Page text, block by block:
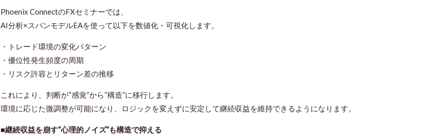
Phoenix ConnectのFXセミナーでは、
AI分析×スパンモデルEAを使って以下を数値化・可視化します。
・トレード環境の変化パターン
・優位性発生頻度の周期
・リスク許容とリターン差の推移
これにより、判断が“感覚”から“構造”に移行します。
環境に応じた微調整が可能になり、ロジックを変えずに安定して継続収益を維持できるようになります。
■継続収益を崩す“心理的ノイズ”も構造で抑える